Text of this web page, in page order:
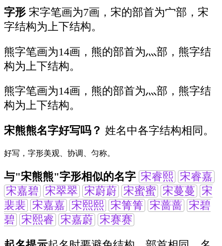
字形 宋字笔画为7画，宋的部首为宀部，宋
字结构为上下结构。
熊字笔画为14画，熊的部首为灬部，熊字结
构为上下结构。
熊字笔画为14画，熊的部首为灬部，熊字结
构为上下结构。
宋熊熊名字好写吗？ 姓名中各字结构相同。
好写，字形美观、协调、匀称。
与"宋熊熊"字形相似的名字 宋睿熙 宋睿嘉
宋嘉碧 宋翠翠 宋蔚蔚 宋蜜蜜 宋蔓蔓 宋
裴裴 宋嘉嘉 宋熙熙 宋箐箐 宋蔷蔷 宋碧
碧 宋熙睿 宋嘉蔚 宋赛赛